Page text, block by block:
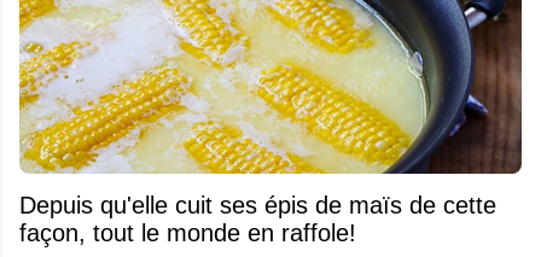
Depuis qu'elle cuit ses épis de maïs de cette
façon, tout le monde en raffole!